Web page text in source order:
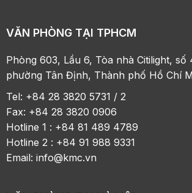
VĂN PHÒNG TẠI TPHCM
Phòng 603, Lầu 6, Tòa nhà Citilight, số
phường Tân Định, Thành phố Hồ Chí
Tel: +84 28 3820 5731 / 2
Fax: +84 28 3820 0906
Hotline 1 : +84 81 489 4789
Hotline 2 : +84 91 988 9331
Email:info@kmc.vn